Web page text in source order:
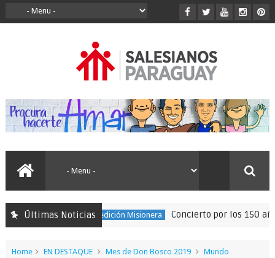
Últimas Noticias
150 Expedición Misionera Concierto por los 150 años
Home EN DESTAQUE Mes de Don Bosco 2019
Mundo